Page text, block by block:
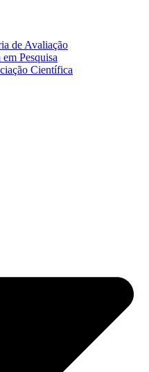
de Avaliação
Pesquisa
Científica